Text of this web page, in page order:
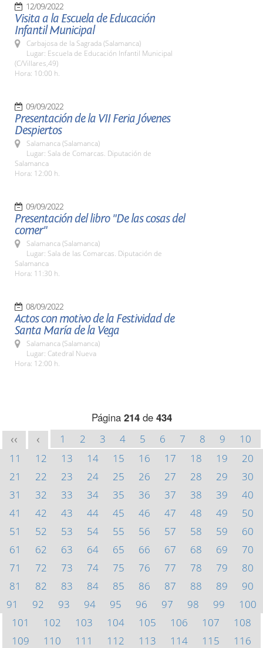
12/09/2022
Visita a la Escuela de Educación
Infantil Municipal
Carbajosa de la Sagrada (Salamanca)
Lugar: Escuela de Educación Infantil Municipal
(C/Villares,49)
Hora: 10:00 h.
09/09/2022
Presentación de la VII Feria Jóvenes
Despiertos
Salamanca (Salamanca)
Lugar: Sala de Comarcas. Diputación de
Salamanca
Hora: 12:00 h.
09/09/2022
Presentación del libro "De las cosas del
comer"
Salamanca (Salamanca)
Lugar: Sala de las Comarcas. Diputación de
Salamanca
Hora: 11:30 h.
08/09/2022
Actos con motivo de la Festividad de
Santa María de la Vega
Salamanca (Salamanca)
Lugar: Catedral Nueva
Hora: 12:00 h.
Página 214de 434
<< < 1 2 3 4 5 6 7 8 9
10
11
12 13 14 15 16 17 18 19
20
21
22 23 24 25 26 27 28 29
30
31
32 33 34 35 36 37 38 39
40
41
42 43 44 45 46 47 48 49
50
51
52 53 54 55 56 57 58 59
60
61
62 63 64 65 66 67 68 69
70
71
72 73 74 75 76 77 78 79
80
81
82 83 84 85 86 87 88 89
90
91
92 93 94 95 96 97 98 99
100
101
102 103 104 105 106 107
108
109
110 111 112 113 114 115
116